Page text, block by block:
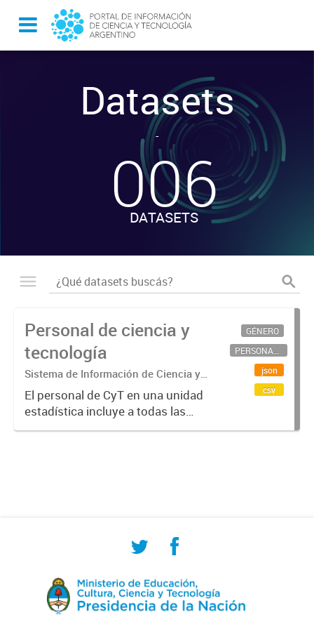
Datasets
-
006
DATASETS
Personal de ciencia y
tecnología
Sistema de Información de Ciencia y
Tecnología Argentino (SICYTAR)
El personal de CyT en una unidad
estadística incluye a todas las
personas involucradas
GÉNERO
PERSONAL CIENTÍFICO-TECNOLÓGICO
json
csv